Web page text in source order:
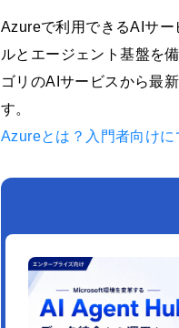
Azureで利用できるAIサ
ルとエージェント基盤を
ゴリのAIサービスから最
す。
Azureとは？入門者向け